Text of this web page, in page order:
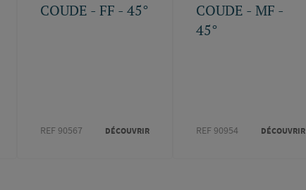
COUDE - FF - 45°
REF 90567 DÉCOUVRIR
COUDE - MF -
45°
REF 90954 DÉCOUVRIR